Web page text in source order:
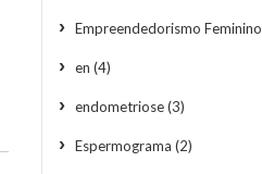
Empreendedorismo Feminino
en (4)
endometriose(3)
Espermograma (2)